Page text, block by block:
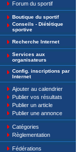
Forum du sportif
Boutique du sportif
Conseils - Diététique
sportive
Recherche Internet
Services aux
organisateurs
Config. inscriptions par
Internet
Ajouter au calendrier
Publier vos résultats
Publier un article
Publier une annonce
Catégories
Règlementation
Fédérations